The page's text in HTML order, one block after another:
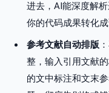
进去，AI能深度解
你的代码成果转化
参考文献自动排版
整，输入引用文献
的文中标注和文末